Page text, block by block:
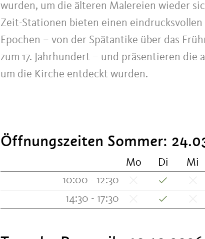
wurden, um die älteren Malereien wieder
Zeit-Stationen bieten einen
Epochen – von der Spätantike über das
zum 17. Jahrhundert – und präsentieren die
um die Kirche entdeckt wurden.
Öffnungszeiten Sommer:
Mo Di Mi
10:00 - 12:30
14:30 - 17:30